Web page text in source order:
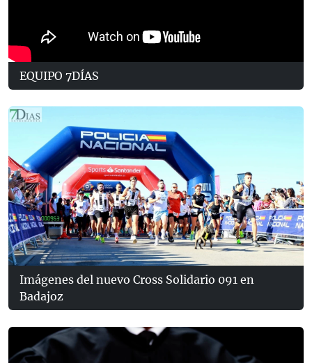
EQUIPO 7DÍAS
Imágenes del nuevo Cross Solidario 091 en
Badajoz